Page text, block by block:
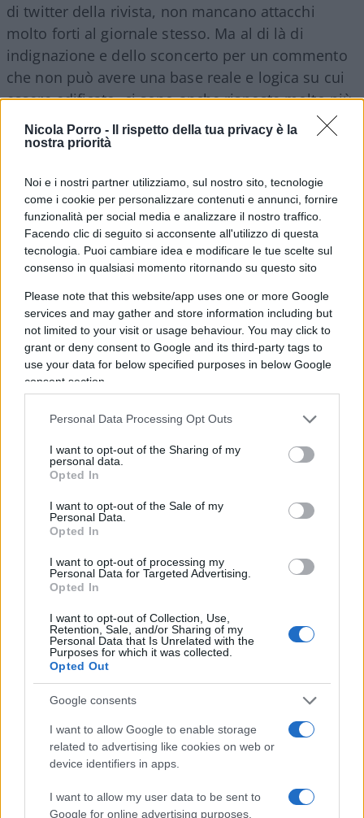
Nicola Porro -
Il rispetto della tua privacy è la
nostra priorità
Noi e i nostri partner utilizziamo, sul nostro sito, tecnologie
come i cookie per personalizzare contenuti e annunci, fornire
funzionalità per social media e analizzare il nostro traffico.
Facendo clic di seguito si acconsente all'utilizzo di questa
tecnologia. Puoi cambiare idea e modificare le tue scelte sul
consenso in qualsiasi momento ritornando su questo sito
Please note that this website/app uses one or more Google
services and may gather and store information including but
not limited to your visit or usage behaviour. You may click to
grant or deny consent to Google and its third-party tags to
use your data for below specified purposes in below Google
consent section.
Personal Data Processing Opt Outs
I want to opt-out of the Sharing of my
personal data.
Opted In
I want to opt-out of the Sale of my
Personal Data.
Opted In
I want to opt-out of processing my
Personal Data for Targeted Advertising.
Opted In
I want to opt-out of Collection, Use,
Retention, Sale, and/or Sharing of my
Personal Data that Is Unrelated with the
Purposes for which it was collected.
Opted Out
Google consents
I want to allow Google to enable storage
related to advertising like cookies on web or
device identifiers in apps.
I want to allow my user data to be sent to
Google for online advertising purposes.
di twitter della rivista, non mancano attacchi
molto forti al giornale stesso. Ma al di là di
indignazione e dello sconcerto per un commento
che non può avere una base reale e logica su cui
essere edificato, ci sono anche risposte molto più
intelligenti, dal punto di vista delle
argomentazioni, rispetto a ciò che è riportato
Come questa di un altro giornalista che scrive in
risposta a The Economist:
“Le statistiche demografiche illustrano come sia
perfettamente normale che l’Italia non abbia
giocatori di colore. A differenza di molti altri paesi
europei, la popolazione nera italiana è
relativamente bassa: circa l’1,5%, mentre oltre il
92% del paese è di etnia italiana o bianca. Ciò
Europei, statisticamente ti aspetteresti che solo
0,39 giocatori della loro rosa siano neri. In realtà,
l’Italia ha portato un giocatore di colore in rosa
agli Europei – Moise Kean – quindi i giocatori di
italiana rispetto ai dati demografici nazionali.
Il motivo per cui Kean non ha iniziato la partita
insieme ai componenti dell’undici titolare è
dettato solo da scelte tecniche dell’allenatore,
Roberto Mancini, e non certo dal colore della sua
pelle. Ma molti si chiedono perché si guarda solo
alle squadre composte da bianchi e non a quelle
di colore? Da che parte sta il razzismo? Da quella
di chi evidenzia aspetti strumentali a commenti
politici o da situazioni che sono normali e che in